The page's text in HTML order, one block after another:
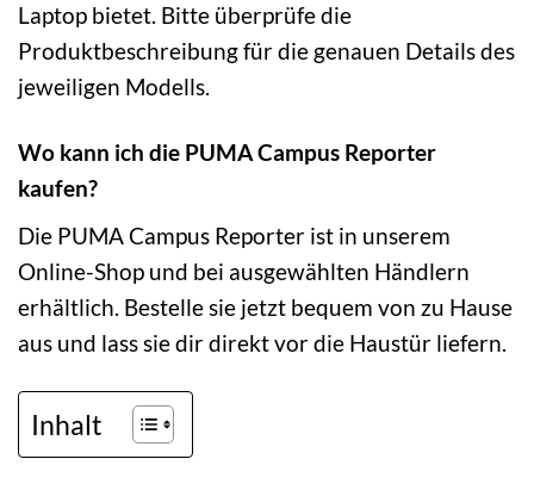
Laptop bietet. Bitte überprüfe die
Produktbeschreibung für die genauen Details des
jeweiligen Modells.
Wo kann ich die PUMA Campus Reporter
kaufen?
Die PUMA Campus Reporter ist in unserem
Online-Shop und bei ausgewählten Händlern
erhältlich. Bestelle sie jetzt bequem von zu Hause
aus und lass sie dir direkt vor die Haustür liefern.
Inhalt